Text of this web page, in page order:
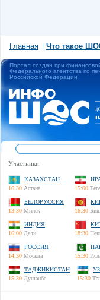
Главная Что такое
Портал создан при
Федерального агентства по
Российской Федерации
Участники:
КАЗАХСТАН
16:30 Астана
15:00
БЕЛОРУССИЯ
13:30 Минск
16:30
ИНДИЯ
16:00 Дели
18:30
РОССИЯ
14:30 Москва
15:30
ТАДЖИКИСТАН
15:30 Душанбе
15:30